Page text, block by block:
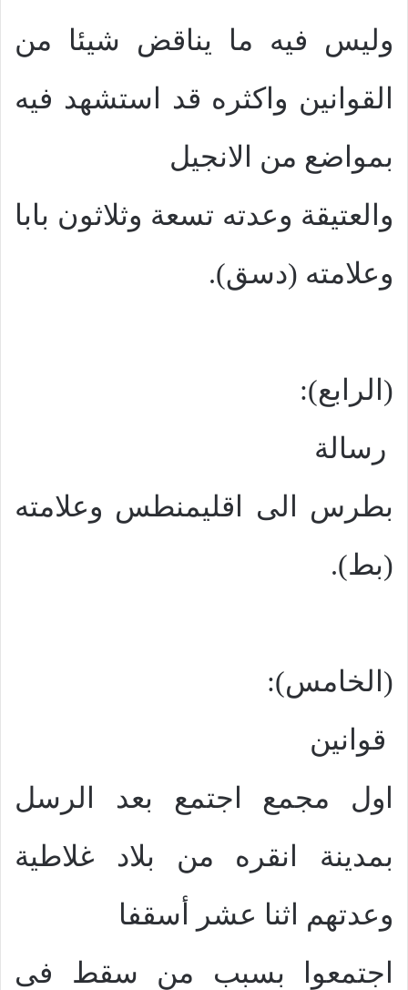
وليس فيه ما يناقض شيئا من
القوانين واكثره قد استشهد فيه
بمواضع من الانجيل
والعتيقة وعدته تسعة وثلاثون بابا
وعلامته (دسق).
(الرابع):
رسالة
بطرس الى اقليمنطس وعلامته
(بط).
(الخامس):
قوانين
اول مجمع اجتمع بعد الرسل
بمدينة انقره من بلاد غلاطية
وعدتهم اثنا عشر أسقفا
اجتمعوا بسبب من سقط فى